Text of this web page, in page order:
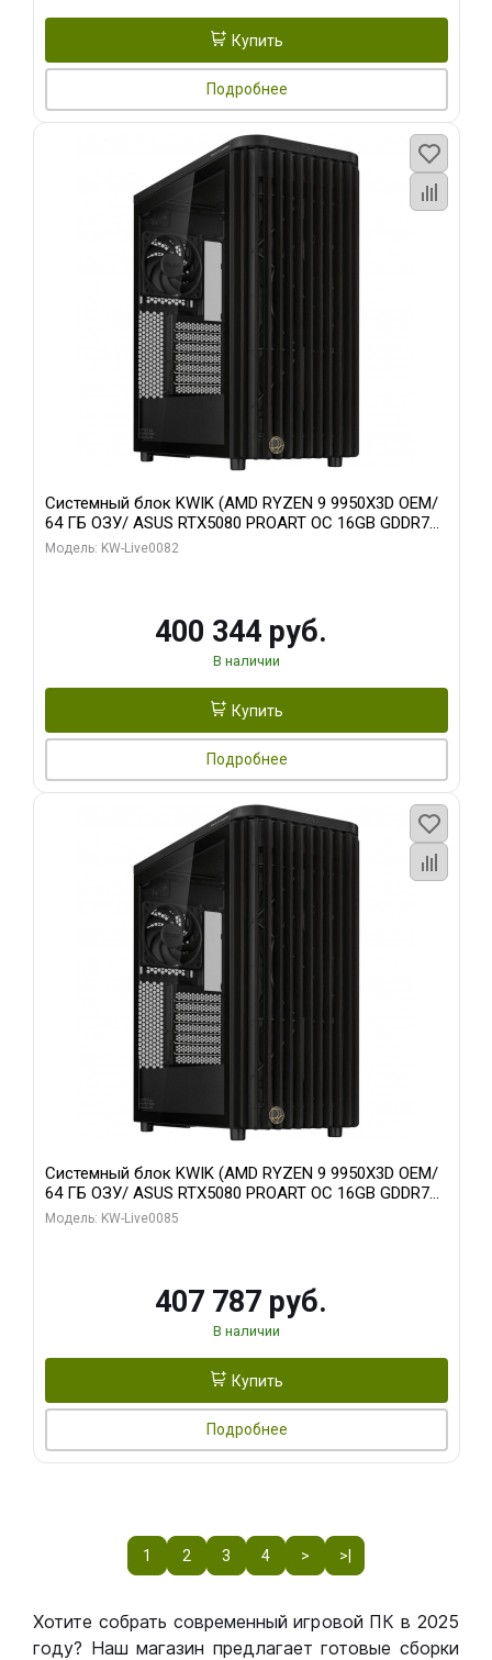
Купить
Подробнее
Системный блок KWIK (AMD RYZEN 9 9950X3D OEM/
64 ГБ ОЗУ/ ASUS RTX5080 PROART OC 16GB GDDR7
256bit Type-C DP 2/ 512 ГБ SSD)
Модель: KW-Live0082
400 344 руб.
В наличии
Купить
Подробнее
Системный блок KWIK (AMD RYZEN 9 9950X3D OEM/
64 ГБ ОЗУ/ ASUS RTX5080 PROART OC 16GB GDDR7
256bit Type-C DP 2/ 1 ТБ SSD)
Модель: KW-Live0085
407 787 руб.
В наличии
Купить
Подробнее
1 2 3 4 > >|
Хотите собрать современный игровой ПК в 2025
году? Наш магазин предлагает готовые сборки